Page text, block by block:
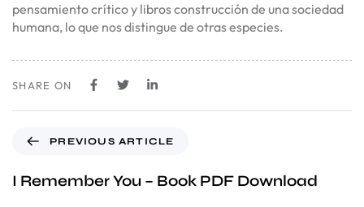
pensamiento crítico y libros construcción de una sociedad
humana, lo que nos distingue de otras especies.
SHARE ON
PREVIOUS ARTICLE
I Remember You – Book PDF Download